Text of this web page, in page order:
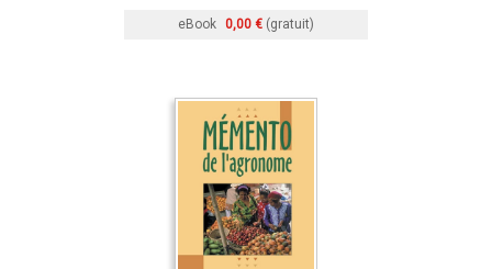
eBook 0,00 € (gratuit)